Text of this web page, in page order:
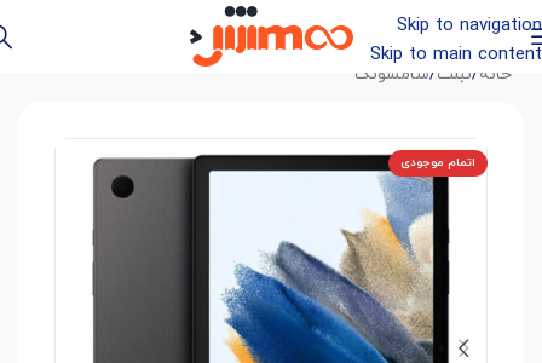
Skip to navigation
Skip to main content
خانه /تبلت/سامسونگ
اتمام موجودی